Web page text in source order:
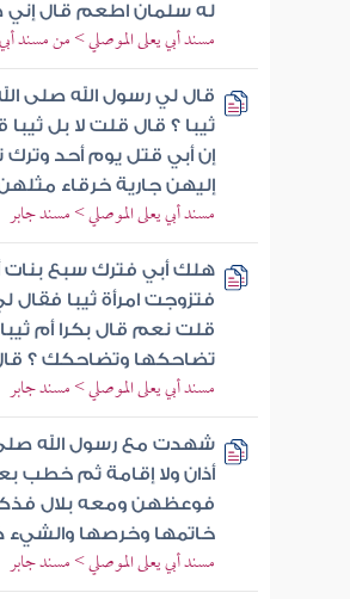
له سلمان اطعم قال
مسند أبي يعلى الموصلي > من مسند
قال لي رسول الله صلى
ثيبا ؟ قال قلت لا بل
إن أبي قتل يوم أحد
إليهن جارية خرقاء
مسند أبي يعلى الموصلي > مسند جابر
هلك أبي فترك سبع بنات
فتزوجت امرأة ثيبا فقال
قلت نعم قال بكرا أم
تضاحكها وتضاحكك ؟
مسند أبي يعلى الموصلي > مسند جابر
شهدت مع رسول الله
أذان ولا إقامة ثم خطب
فوعظهن ومعه بلال
خاتمها وخرصها والشيء
مسند أبي يعلى الموصلي > مسند جابر